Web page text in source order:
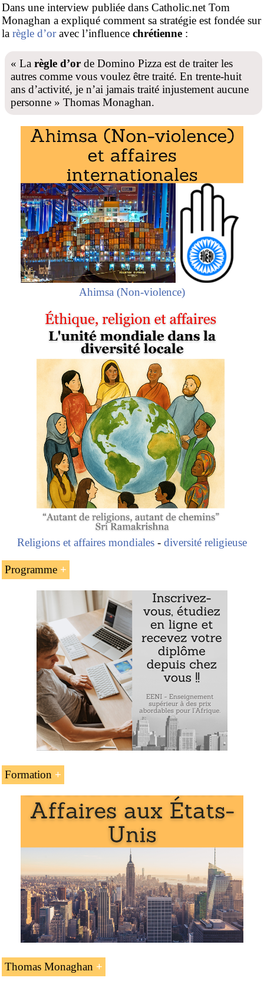
Dans une interview publiée dans Catholic.net Tom
Monaghan a expliqué comment sa stratégie est fondée sur
la règle d’oravec l’influence chrétienne :
« La règle d’or de Domino Pizza est de traiter les
autres comme vous voulez être traité. En trente-huit
ans d’activité, je n’ai jamais traité injustement aucune
personne » Thomas Monaghan.
Ahimsa (Non-violence)
Religions et affaires mondiales - diversité religieuse
Programme
L’homme d’affaires catholique nord-américain
Thomas Monaghan
La fondation et la vente de Domino Pizza
L’application de la règle d’or dans ses affaires
Les votes de pauvreté de Thomas Monaghan
Thomas Monaghan (homme d’affaires nord-américain) :
Formation
L’unité d’enseignement « Thomas Monaghan (homme
d’affaires catholique nord-américain) » fait partie des
programmes de l’EENI Global Business School :
Master en affaires internationales,religions et affaires.
Thomas Monaghan